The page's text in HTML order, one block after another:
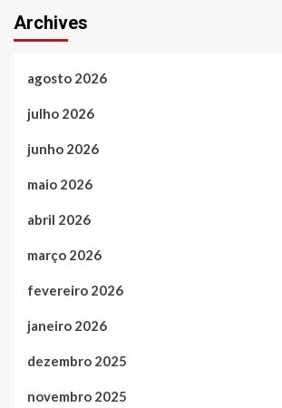
Archives
agosto 2026
julho 2026
junho 2026
maio 2026
abril 2026
março 2026
fevereiro 2026
janeiro 2026
dezembro 2025
novembro 2025